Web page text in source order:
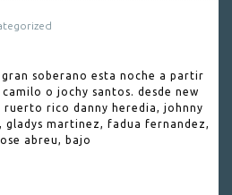
soberano esta noche a partir
o jochy santos. desde new
ruerto rico danny heredia, johnny
gladys martinez, fadua fernandez,
abreu, bajo